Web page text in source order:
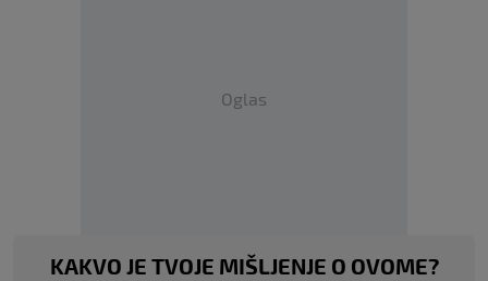
Oglas
KAKVO JE TVOJE MIŠLJENJE O OVOME?